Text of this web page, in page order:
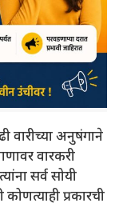
वारीच्या अनुषंगाने
वारकरी
सर्व सोयी
प्रकारची